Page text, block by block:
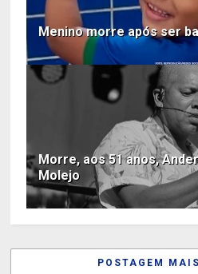
Menino morre após ser
Morre, aos 51 anos,
Molejo
POSTAGEM